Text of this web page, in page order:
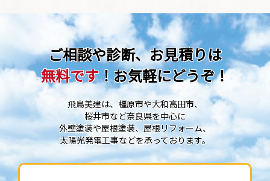
ご相談や診断、お見積りは
無料です！お気軽にどうぞ！
飛鳥美建は、橿原市や大和高田市、
桜井市など奈良県を中心に
外壁塗装や屋根塗装、屋根リフォーム、
太陽光発電工事などを承っております。